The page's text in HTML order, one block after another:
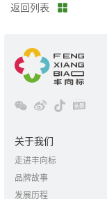
返回列表
关于我们
走进丰向标
品牌故事
发展历程